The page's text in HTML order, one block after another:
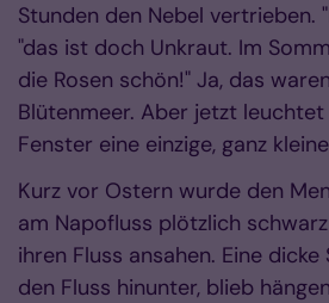
Stunden den Nebel vertrieben.
"das ist doch Unkraut. Im
die Rosen schön!" Ja, das
Blütenmeer. Aber jetzt
Fenster eine einzige, ganz
Kurz vor Ostern wurde den
am Napofluss plötzlich
ihren Fluss ansahen. Eine
den Fluss hinunter, blieb